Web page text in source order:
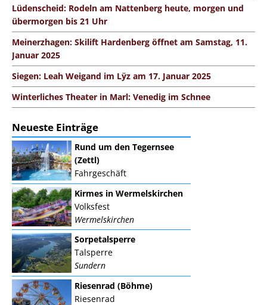
Lüdenscheid: Rodeln am Nattenberg heute, morgen und
übermorgen bis 21 Uhr
Meinerzhagen: Skilift Hardenberg öffnet am Samstag, 11.
Januar 2025
Siegen: Leah Weigand im Lÿz am 17. Januar 2025
Winterliches Theater in Marl: Venedig im Schnee
Neueste Einträge
Rund um den Tegernsee
(Zettl)
Fahrgeschäft
Kirmes in Wermelskirchen
Volksfest
Wermelskirchen
Sorpetalsperre
Talsperre
Sundern
Riesenrad (Böhme)
Riesenrad